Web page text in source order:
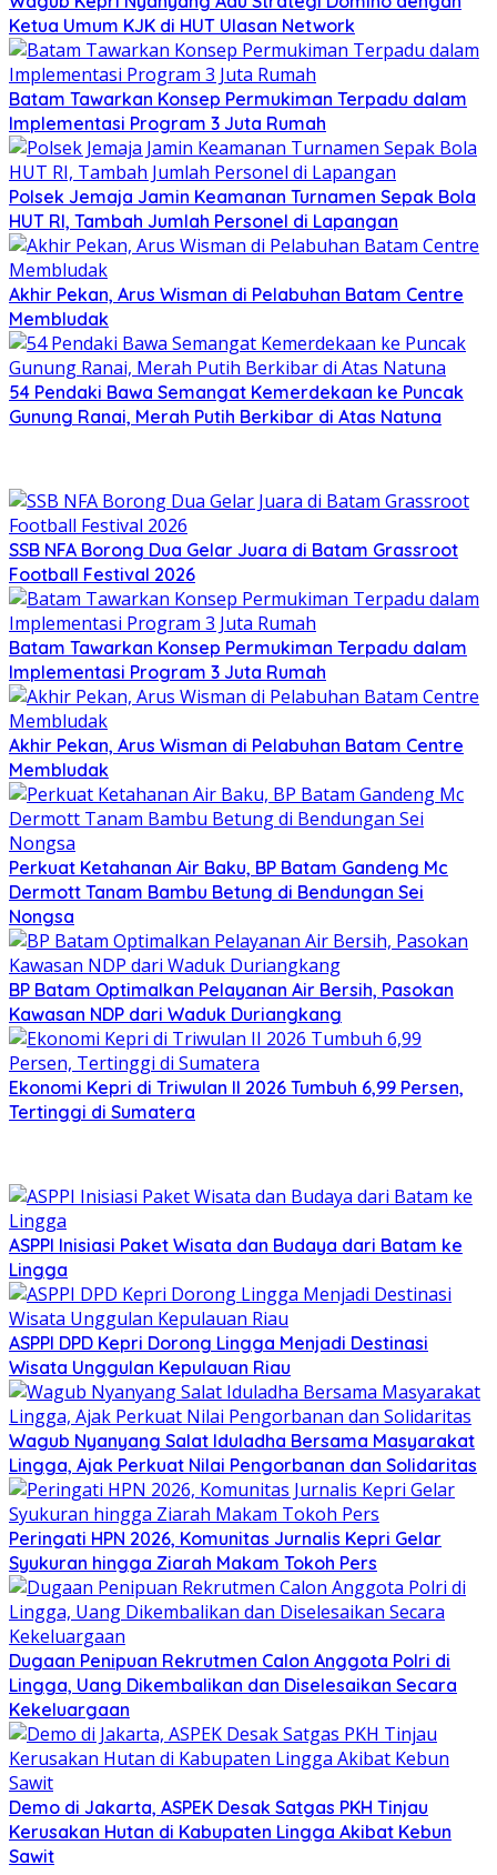
Ketua Umum KJK di HUT Ulasan Network
Batam Tawarkan Konsep Permukiman Terpadu dalam
Implementasi Program 3 Juta Rumah
Polsek Jemaja Jamin Keamanan Turnamen Sepak Bola
HUT RI, Tambah Jumlah Personel di Lapangan
Akhir Pekan, Arus Wisman di Pelabuhan Batam Centre
Membludak
54 Pendaki Bawa Semangat Kemerdekaan ke Puncak
Gunung Ranai, Merah Putih Berkibar di Atas Natuna
SSB NFA Borong Dua Gelar Juara di Batam Grassroot
Football Festival 2026
Batam Tawarkan Konsep Permukiman Terpadu dalam
Implementasi Program 3 Juta Rumah
Akhir Pekan, Arus Wisman di Pelabuhan Batam Centre
Membludak
Perkuat Ketahanan Air Baku, BP Batam Gandeng Mc
Dermott Tanam Bambu Betung di Bendungan Sei
Nongsa
BP Batam Optimalkan Pelayanan Air Bersih, Pasokan
Kawasan NDP dari Waduk Duriangkang
Ekonomi Kepri di Triwulan II 2026 Tumbuh 6,99 Persen,
Tertinggi di Sumatera
ASPPI Inisiasi Paket Wisata dan Budaya dari Batam ke
Lingga
ASPPI DPD Kepri Dorong Lingga Menjadi Destinasi
Wisata Unggulan Kepulauan Riau
Wagub Nyanyang Salat Iduladha Bersama Masyarakat
Lingga, Ajak Perkuat Nilai Pengorbanan dan Solidaritas
Peringati HPN 2026, Komunitas Jurnalis Kepri Gelar
Syukuran hingga Ziarah Makam Tokoh Pers
Dugaan Penipuan Rekrutmen Calon Anggota Polri di
Lingga, Uang Dikembalikan dan Diselesaikan Secara
Kekeluargaan
Demo di Jakarta, ASPEK Desak Satgas PKH Tinjau
Kerusakan Hutan di Kabupaten Lingga Akibat Kebun
Sawit